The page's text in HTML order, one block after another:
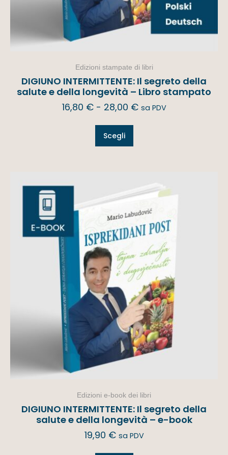
Edizioni stampate di libri
DIGIUNO INTERMITTENTE: Il segreto della
salute e della longevità – Libro stampato
16,80 € - 28,00 € sa PDV
Scegli
Edizioni e-book dei libri
DIGIUNO INTERMITTENTE: Il segreto della
salute e della longevità – e-book
19,90 € sa PDV